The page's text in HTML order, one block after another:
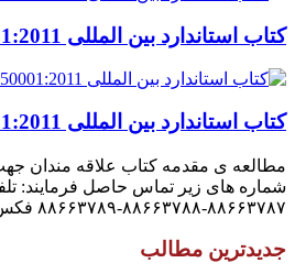
کتاب استاندارد بین المللی ISO50001:2011
کتاب استاندارد بین المللی ISO50001:2011
مطالعه ی مقدمه کتاب علاقه مندان جهت
شماره های زیر تماس حاصل فرمایند:
۸۸۶۶۳۷۸۷-۸۸۶۶۳۷۸۸-۸۸۶۶۳۷۸۹ فکس: ۹-۸۸۶۶۳۷۸۷
جدیدترین مطالب